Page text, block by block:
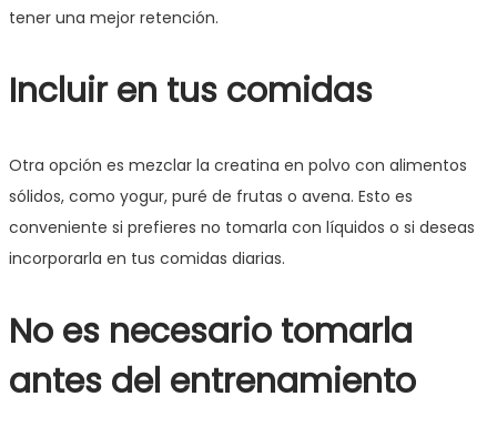
tener una mejor retención.
Incluir en tus comidas
Otra opción es mezclar la creatina en polvo con alimentos
sólidos, como yogur, puré de frutas o avena. Esto es
conveniente si prefieres no tomarla con líquidos o si deseas
incorporarla en tus comidas diarias.
No es necesario tomarla
antes del entrenamiento